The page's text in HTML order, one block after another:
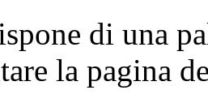
di una
la pagina